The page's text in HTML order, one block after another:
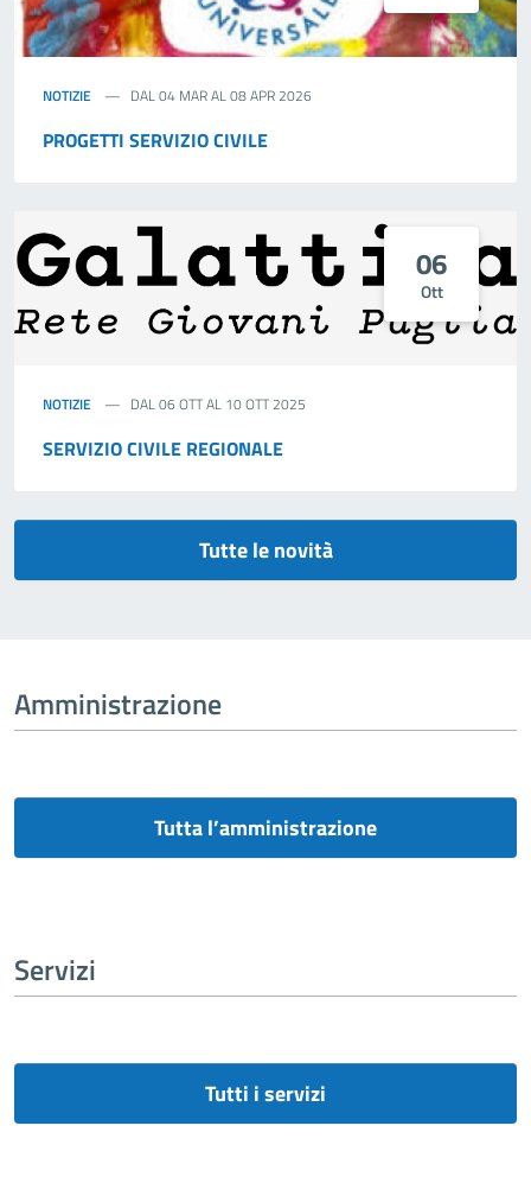
NOTIZIE DAL 04 MAR AL 08 APR 2026
PROGETTI SERVIZIO CIVILE
06
Ott
NOTIZIE DAL 06 OTT AL 10 OTT 2025
SERVIZIO CIVILE REGIONALE
Tutte le novità
Amministrazione
Tutta l’amministrazione
Servizi
Tutti i servizi